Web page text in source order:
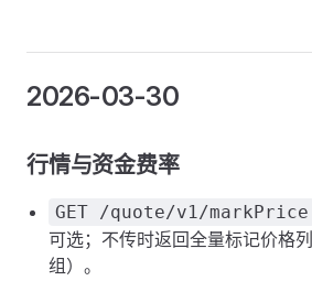
2026-03-30
行情与资金费率
GET /quote/v1/markPrice
可选；不传时返回全量标记价格
组）。